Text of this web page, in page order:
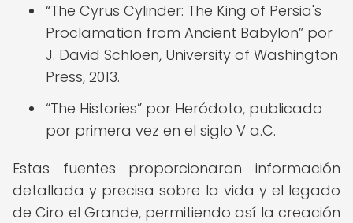
“The Cyrus Cylinder: The King of Persia's
Proclamation from Ancient Babylon” por
J. David Schloen, University of Washington
Press, 2013.
“The Histories” por Heródoto, publicado
por primera vez en el siglo V a.C.
Estas fuentes proporcionaron información
detallada y precisa sobre la vida y el legado
de Ciro el Grande, permitiendo así la creación